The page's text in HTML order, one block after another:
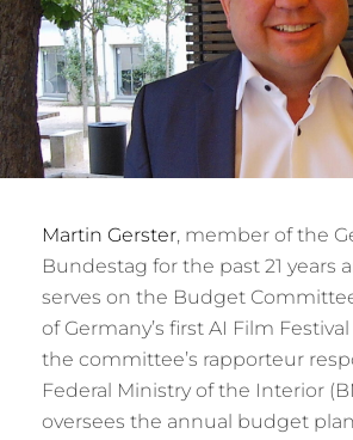
Martin Gerster, member of the
Bundestag for the past 21 years
serves on the Budget
of Germany’s first AI Film
the committee’s rapporteur
Federal Ministry of the Interior
oversees the annual budget